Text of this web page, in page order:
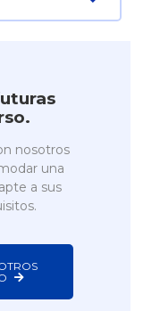
nosotros
una
a sus